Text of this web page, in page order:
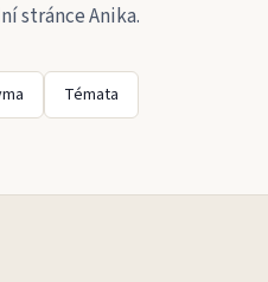
stránceAnika.
Témata